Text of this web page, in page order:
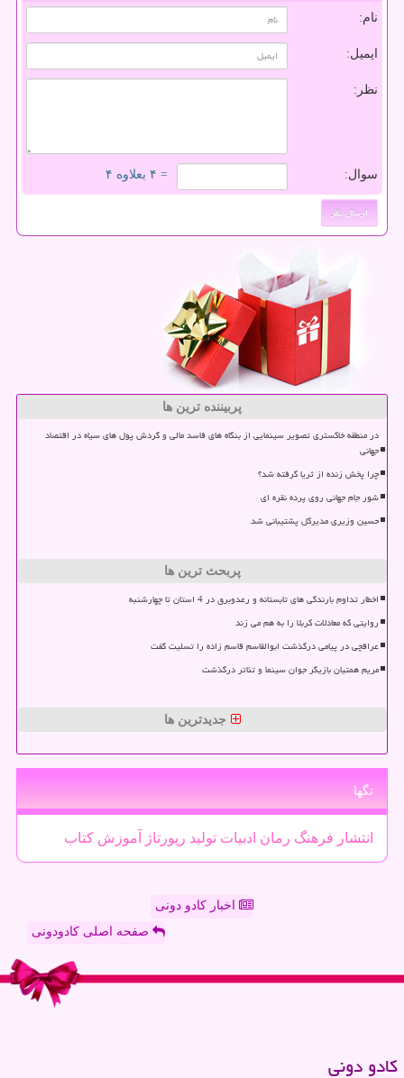
نام:
ایمیل:
نظر:
سوال: = ۴ بعلاوه ۴
پربیننده ترین ها
در منطقه خاکستری تصویر سینمایی از بنگاه های فاسد مالی و گردش پول های سیاه در اقتصاد
جهانی
چرا پخش زنده از ثریا گرفته شد؟
شور جام جهانی روی پرده نقره ای
حسین وزیری مدیرکل پشتیبانی شد
پربحث ترین ها
اخطار تداوم بارندگی های تابستانه و رعدوبرق در 4 استان تا چهارشنبه
روایتی که معادلات کربلا را به هم می زند
عراقچی در پیامی درگذشت ابوالقاسم قاسم زاده را تسلیت گفت
مریم همتیان بازیگر جوان سینما و تئاتر درگذشت
جدیدترین ها
تگها
انتشار فرهنگ رمان ادبیات تولید رپورتاژ آموزش كتاب
اخبار کادو دونی
صفحه اصلی کادودونی
كادو دونی